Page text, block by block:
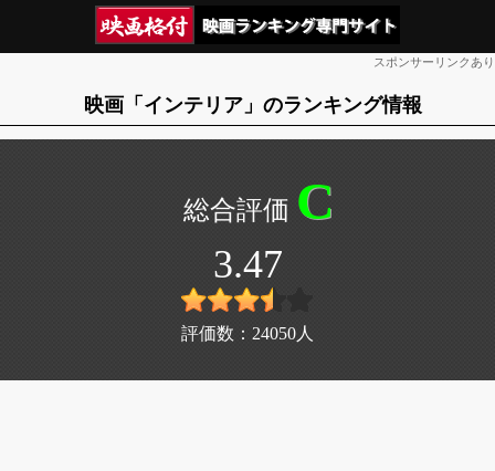
スポンサーリンクあり
映画「インテリア」のランキング情報
C
3.47
評価数： 24050 人